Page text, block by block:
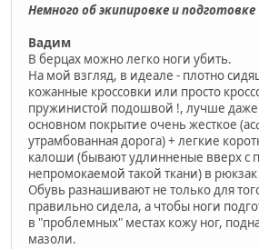
Немного об экипировке и подготовке
Вадим
В берцах можно легко ноги убить.
На мой взгляд, в идеале - плотно
кожанные кроссовки или просто
пружинистой подошвой !, лучше даже
основном покрытие очень жесткое
утрамбованная дорога) + легкие
калоши (бывают удлинненые вверх
непромокаемой такой ткани) в
Обувь разнашивают не только для
правильно сидела, а чтобы ноги
в "проблемных" местах кожу ног,
мазоли.